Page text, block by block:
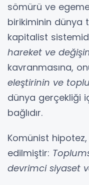
sömürü ve
birikiminin dünya
kapitalist
hareket ve
kavranmasına,
eleştirinin ve
dünya gerçekliği
bağlıdır.
Komünist
edilmiştir:
devrimci siyaset